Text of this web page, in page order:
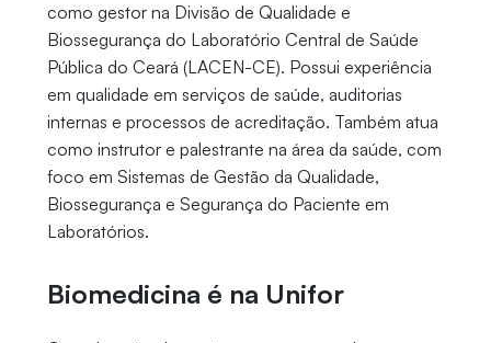
como gestor na Divisão de Qualidade e
Biossegurança do Laboratório Central de Saúde
Pública do Ceará (LACEN-CE). Possui experiência
em qualidade em serviços de saúde, auditorias
internas e processos de acreditação. Também atua
como instrutor e palestrante na área da saúde, com
foco em Sistemas de Gestão da Qualidade,
Biossegurança e Segurança do Paciente em
Laboratórios.
Biomedicina é na Unifor